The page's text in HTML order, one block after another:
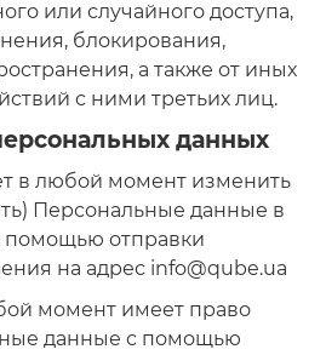
или случайного доступа,
блокирования,
а также от иных
с ними третьих лиц.
данных
в любой момент изменить
Персональные данные в
помощью отправки
на адрес info@qube.ua
момент имеет право
данные с помощью